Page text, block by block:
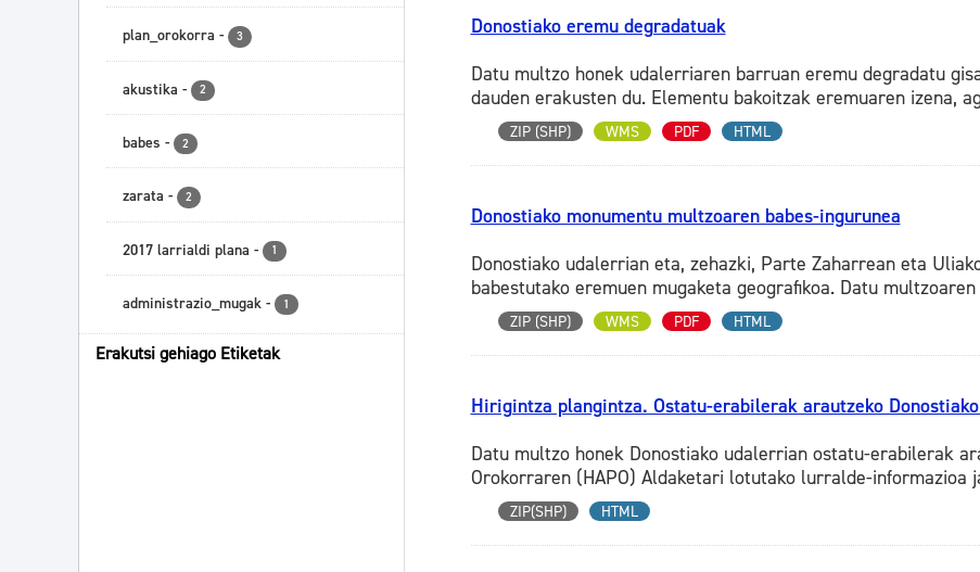
plan_orokorra - 3
akustika - 2
babes - 2
zarata - 2
2017 larrialdi plana - 1
administrazio_mugak - 1
Erakutsi gehiago Etiketak
Donostiako eremu degradatuak
Datu multzo honek udalerriaren barruan eremu degradatu
dauden erakusten du. Elementu bakoitzak eremuaren izena,
ZIP (SHP) WMS PDF HTML
Donostiako monumentu multzoaren babes-ingurunea
Donostiako udalerrian eta, zehazki, Parte Zaharrean eta
babestutako eremuen mugaketa geografikoa. Datu
ZIP (SHP) WMS PDF HTML
Hirigintza plangintza. Ostatu-erabilerak arautzeko
Datu multzo honek Donostiako udalerrian ostatu-erabilerak
Orokorraren (HAPO) Aldaketari lotutako lurralde-informazioa
ZIP(SHP) HTML